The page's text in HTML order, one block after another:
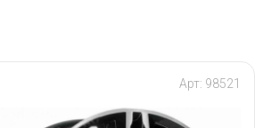
Арт: 98521